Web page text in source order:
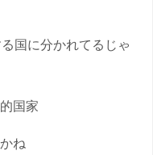
国に分かれてるじゃ
国家
ね